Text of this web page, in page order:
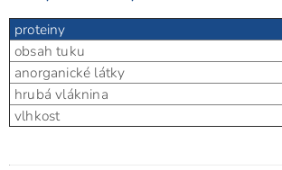
proteiny
obsah tuku
anorganické látky
hrubá vláknina
vlhkost